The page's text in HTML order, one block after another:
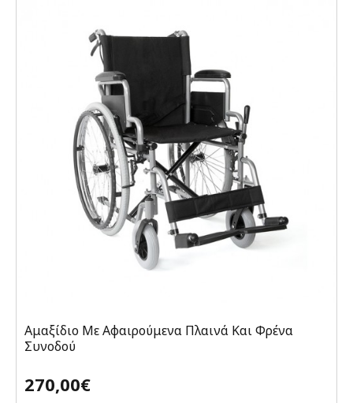
Αμαξίδιο Με Αφαιρούμενα Πλαινά Και Φρένα
Συνοδού
270,00€